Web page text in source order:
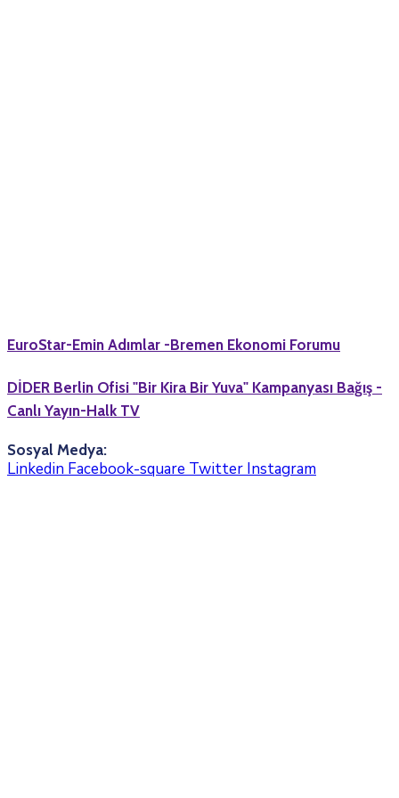
EuroStar-Emin Adımlar -Bremen Ekonomi Forumu
DİDER Berlin Ofisi "Bir Kira Bir Yuva" Kampanyası Bağış -
Canlı Yayın-Halk TV
Sosyal Medya:
Linkedin Facebook-square Twitter Instagram